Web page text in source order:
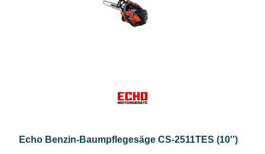
Echo Benzin-Baumpflegesäge CS-2511TES (10'')